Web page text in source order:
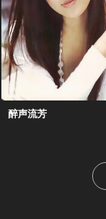
醉声流芳